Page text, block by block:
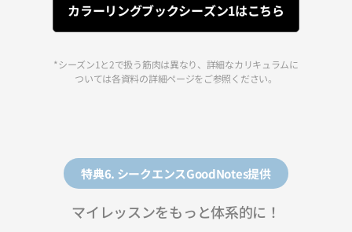
カラーリングブックシーズン1はこちら
*シーズン1と2で扱う筋肉は異なり、詳細なカリキュラムに
ついては各資料の詳細ページをご参照ください。
特典6. シークエンスGoodNotes提供
マイレッスンをもっと体系的に！